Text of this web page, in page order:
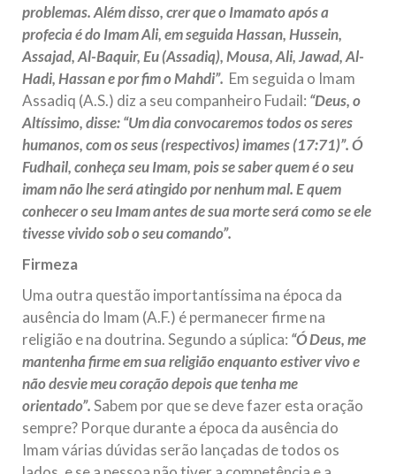
problemas. Além disso, crer que o Imamato após a
profecia é do Imam Ali, em seguida Hassan, Hussein,
Assajad, Al-Baquir, Eu (Assadiq), Mousa, Ali, Jawad, Al-
Hadi, Hassan e por fim o Mahdi”. Em seguida o Imam
Assadiq (A.S.) diz a seu companheiro Fudail: “Deus, o
Altíssimo, disse: “Um dia convocaremos todos os seres
humanos, com os seus (respectivos) imames (17:71)”. Ó
Fudhail, conheça seu Imam, pois se saber quem é o seu
imam não lhe será atingido por nenhum mal. E quem
conhecer o seu Imam antes de sua morte será como se ele
tivesse vivido sob o seu comando”.
Firmeza
Uma outra questão importantíssima na época da
ausência do Imam (A.F.) é permanecer firme na
religião e na doutrina. Segundo a súplica: “Ó Deus, me
mantenha firme em sua religião enquanto estiver vivo e
não desvie meu coração depois que tenha me
orientado”.Sabem por que se deve fazer esta oração
sempre? Porque durante a época da ausência do
Imam várias dúvidas serão lançadas de todos os